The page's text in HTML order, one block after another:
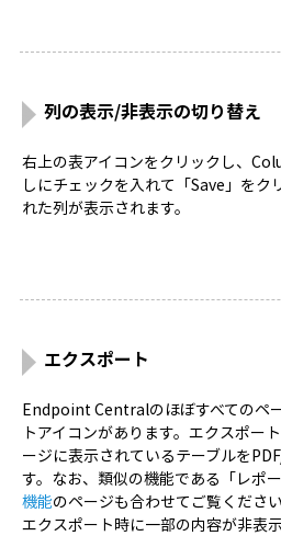
列の表示/非表示の切り替え
右上の表アイコンをクリックし、
しにチェックを入れて「Save」をク
れた列が表示されます。
エクスポート
Endpoint Centralのほぼすべてのペ
トアイコンがあります。エクスポー
ージに表示されているテーブルを
す。なお、類似の機能である「レポ
機能のページも合わせてご覧ください
エクスポート時に一部の内容が非表